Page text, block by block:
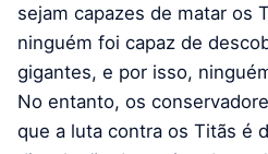
sejam capazes de matar os
ninguém foi capaz de
gigantes, e por isso,
No entanto, os
que a luta contra os Titãs é